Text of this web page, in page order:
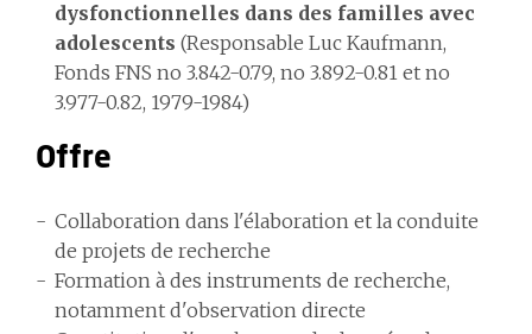
dysfonctionnelles dans des familles avec
adolescents (Responsable Luc Kaufmann,
Fonds FNS no 3.842-0.79, no 3.892-0.81 et no
3.977-0.82, 1979-1984)
Offre
Collaboration dans l'élaboration et la conduite
de projets de recherche
Formation à des instruments de recherche,
notamment d'observation directe